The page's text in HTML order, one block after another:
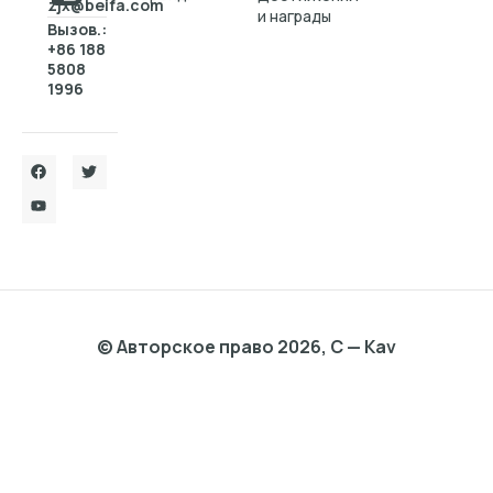
zjx@beifa.com
Вызов.:
+86 188
5808
1996
и награды
© Авторское право 2026, C — Kav